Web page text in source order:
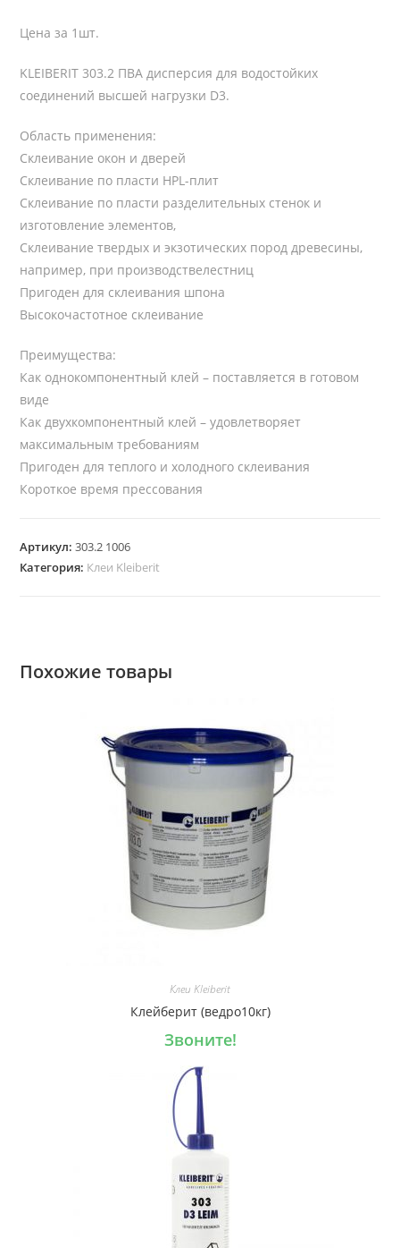
Цена за 1шт.
KLEIBERIT 303.2 ПВА дисперсия для водостойких
соединений высшей нагрузки D3.
Область применения:
Склеивание окон и дверей
Склеивание по пласти HPL-плит
Склеивание по пласти разделительных стенок и
изготовление элементов,
Склеивание твердых и экзотических пород древесины,
например, при производствелестниц
Пригоден для склеивания шпона
Высокочастотное склеивание
Преимущества:
Как однокомпонентный клей – поставляется в готовом
виде
Как двухкомпонентный клей – удовлетворяет
максимальным требованиям
Пригоден для теплого и холодного склеивания
Короткое время прессования
Артикул:303.2 1006
Категория: Клеи Kleiberit
Похожие товары
Клеи Kleiberit
Клейберит (ведро10кг)
Звоните!